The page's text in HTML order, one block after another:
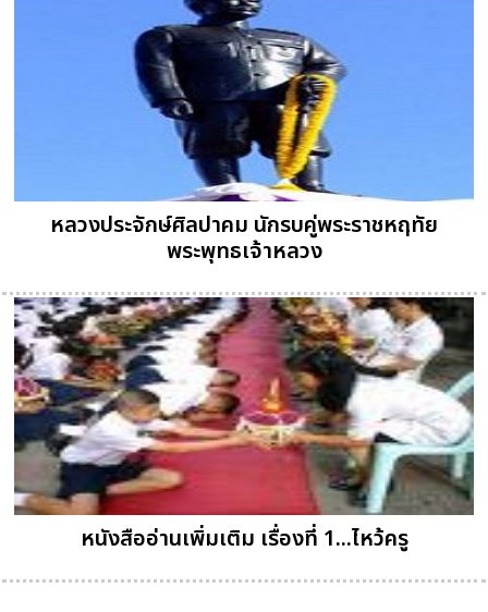
หลวงประจักษ์ศิลปาคม นักรบคู่พระราชหฤทัย
พระพุทธเจ้าหลวง
หนังสืออ่านเพิ่มเติม เรื่องที่ 1...ไหว้ครู